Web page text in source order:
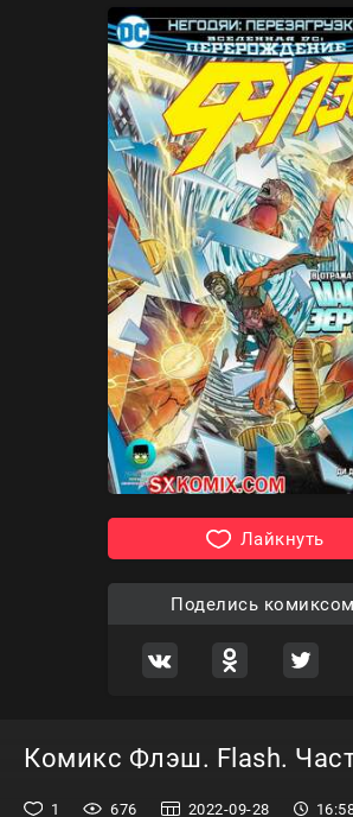
Лайкнуть
Поделись
Комикс Флэш. Flash.
1 676 2022-09-28